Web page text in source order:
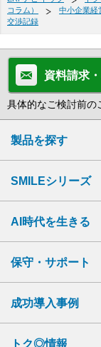
コラム）
中小企業経
交渉記録
資料請求
具体的なご検討前の
製品を探す
SMILEシリーズ
AI時代を生きる
保守・サポート
成功導入事例
トク◎情報